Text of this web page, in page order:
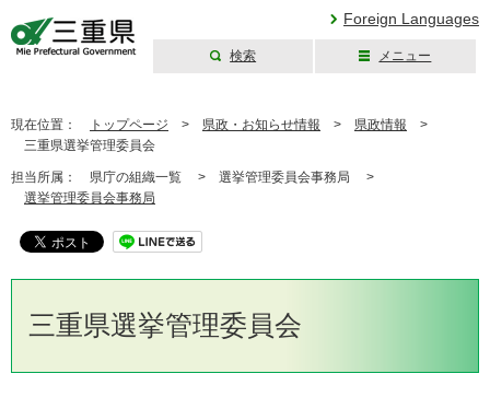
Foreign Languages
検索 メニュー
現在位置： トップページ > 県政・お知らせ情報 > 県政情報 >
三重県選挙管理委員会
担当所属： 県庁の組織一覧 > 選挙管理委員会事務局 >
選挙管理委員会事務局
三重県選挙管理委員会